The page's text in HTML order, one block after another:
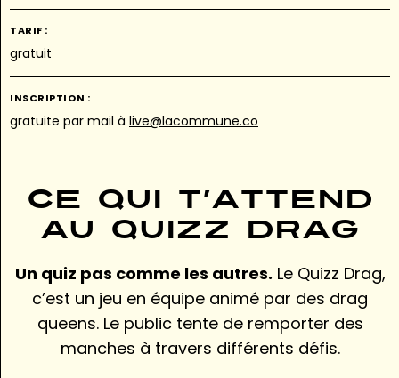
TARIF :
gratuit
INSCRIPTION :
gratuite par mail à live@lacommune.co
Ce qui t’attend
au Quizz Drag
Un quiz pas comme les autres. Le Quizz Drag,
c’est un jeu en équipe animé par des drag
queens. Le public tente de remporter des
manches à travers différents défis.